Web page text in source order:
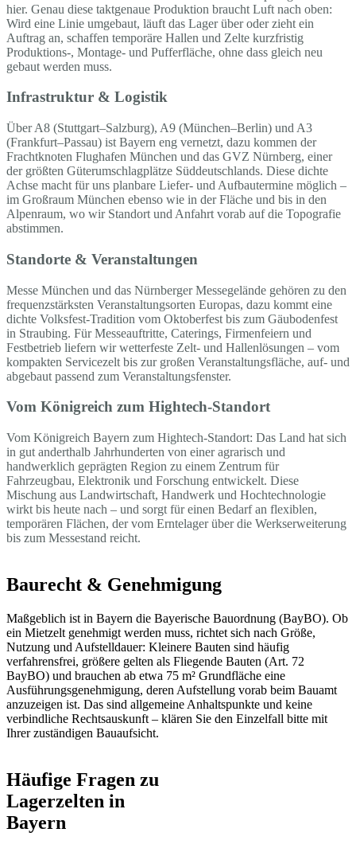
hier. Genau diese taktgenaue Produktion braucht Luft nach oben:
Wird eine Linie umgebaut, läuft das Lager über oder zieht ein
Auftrag an, schaffen temporäre Hallen und Zelte kurzfristig
Produktions-, Montage- und Pufferfläche, ohne dass gleich neu
gebaut werden muss.
Infrastruktur & Logistik
Über A8 (Stuttgart–Salzburg), A9 (München–Berlin) und A3
(Frankfurt–Passau) ist Bayern eng vernetzt, dazu kommen der
Frachtknoten Flughafen München und das GVZ Nürnberg, einer
der größten Güterumschlagplätze Süddeutschlands. Diese dichte
Achse macht für uns planbare Liefer- und Aufbautermine möglich –
im Großraum München ebenso wie in der Fläche und bis in den
Alpenraum, wo wir Standort und Anfahrt vorab auf die Topografie
abstimmen.
Standorte & Veranstaltungen
Messe München und das Nürnberger Messegelände gehören zu den
frequenzstärksten Veranstaltungsorten Europas, dazu kommt eine
dichte Volksfest-Tradition vom Oktoberfest bis zum Gäubodenfest
in Straubing. Für Messeauftritte, Caterings, Firmenfeiern und
Festbetrieb liefern wir wetterfeste Zelt- und Hallenlösungen – vom
kompakten Servicezelt bis zur großen Veranstaltungsfläche, auf- und
abgebaut passend zum Veranstaltungsfenster.
Vom Königreich zum Hightech-Standort
Vom Königreich Bayern zum Hightech-Standort: Das Land hat sich
in gut anderthalb Jahrhunderten von einer agrarisch und
handwerklich geprägten Region zu einem Zentrum für
Fahrzeugbau, Elektronik und Forschung entwickelt. Diese
Mischung aus Landwirtschaft, Handwerk und Hochtechnologie
wirkt bis heute nach – und sorgt für einen Bedarf an flexiblen,
temporären Flächen, der vom Erntelager über die Werkserweiterung
bis zum Messestand reicht.
Baurecht & Genehmigung
Maßgeblich ist in Bayern die Bayerische Bauordnung (BayBO). Ob
ein Mietzelt genehmigt werden muss, richtet sich nach Größe,
Nutzung und Aufstelldauer: Kleinere Bauten sind häufig
verfahrensfrei, größere gelten als Fliegende Bauten (Art. 72
BayBO) und brauchen ab etwa 75 m² Grundfläche eine
Ausführungsgenehmigung, deren Aufstellung vorab beim Bauamt
anzuzeigen ist. Das sind allgemeine Anhaltspunkte und keine
verbindliche Rechtsauskunft – klären Sie den Einzelfall bitte mit
Ihrer zuständigen Bauaufsicht.
Häufige Fragen zu
Lagerzelten in
Bayern